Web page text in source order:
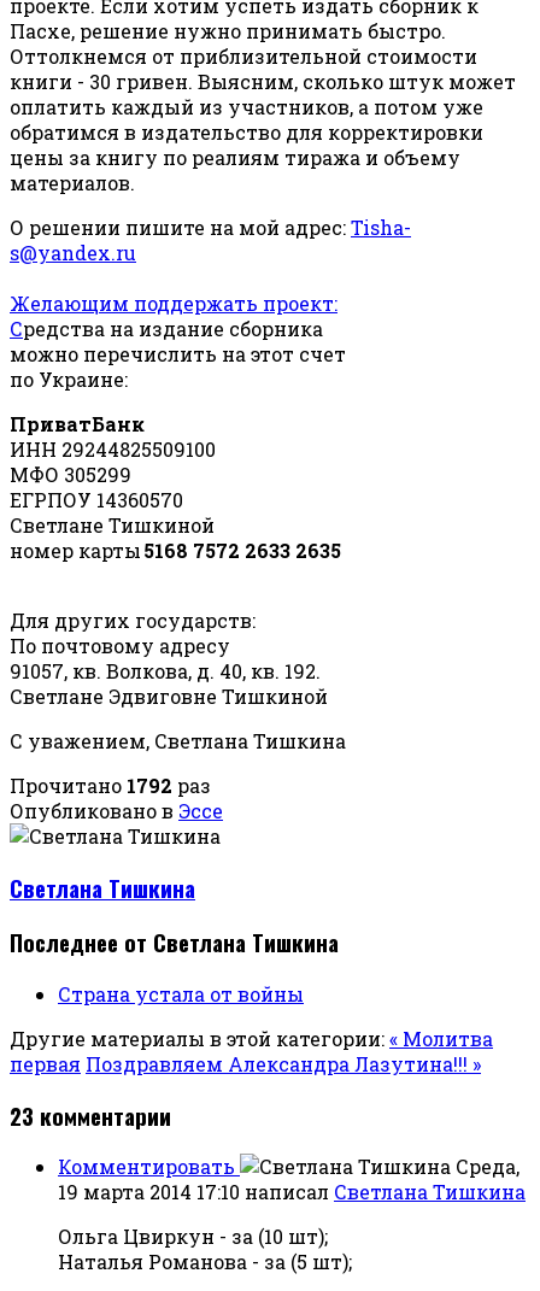
проекте. Если хотим успеть издать сборник к
Пасхе, решение нужно принимать быстро.
Оттолкнемся от приблизительной стоимости
книги - 30 гривен. Выясним, сколько штук может
оплатить каждый из участников, а потом уже
обратимся в издательство для корректировки
цены за книгу по реалиям тиража и объему
материалов.
О решении пишите на мой адрес:Tisha-
s@yandex.ru
Желающим поддержать проект:
Средства на издание сборника
можно перечислить на этот счет
по Украине:
ПриватБанк
ИНН 29244825509100
МФО 305299
ЕГРПОУ 14360570
Светлане Тишкиной
номер карты5168 7572 2633 2635
Для других государств:
По почтовому адресу
91057, кв. Волкова, д. 40, кв. 192.
Светлане Эдвиговне Тишкиной
С уважением, Светлана Тишкина
Прочитано 1792 раз
Опубликовано в Эссе
Светлана Тишкина
Последнее от Светлана Тишкина
Страна устала от войны
Другие материалы в этой категории:« Молитва
первая Поздравляем Александра Лазутина!!! »
23 комментарии
Комментировать
Среда,
19 марта 2014 17:10 написал Светлана Тишкина
Ольга Цвиркун - за (10 шт);
Наталья Романова - за (5 шт);